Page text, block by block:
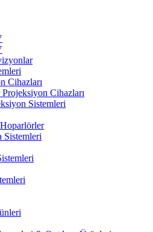
Cihazları
Projeksiyon Cihazları
Sistemleri
Sistemleri